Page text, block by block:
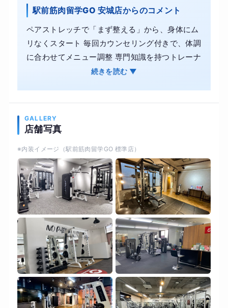
駅前筋肉留学GO 安城店からのコメント
ペアストレッチで「まず整える」から、身体にム
リなくスタート 毎回カウンセリング付きで、体調
に合わせてメニュー調整 専門知識を持つトレーナ
ーがマンツーマンでサポート ストレッチ（整え
続きを読む ▼
GALLERY
店舗写真
※内装イメージ（駅前筋肉留学GO 標準店）